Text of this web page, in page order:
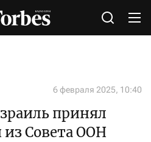
6 февраля 2025, 10:40
принял
Совета ООН